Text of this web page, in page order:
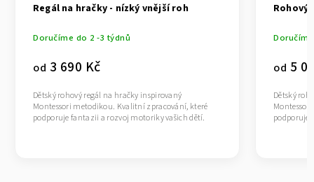
Regál na hračky - nízký vnější roh
Doručíme do 2 -3 týdnů
od 3 690 Kč
Dětský rohový regál na hračky inspirovaný
Montessori metodikou. Kvalitní zpracování, které
podporuje fantazii a rozvoj motoriky vašich dětí.
Rohový
od 5
Dětský
podporuje